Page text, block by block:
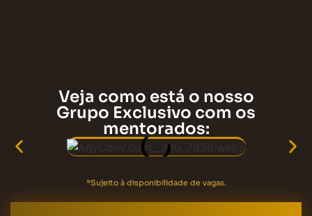
Veja como está o nosso
Grupo Exclusivo com os
mentorados:
*Sujeito à disponibilidade de vagas.